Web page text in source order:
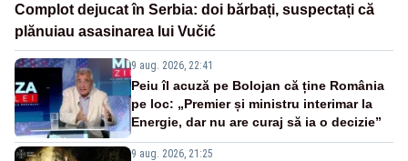
Complot dejucat în Serbia: doi bărbați, suspectați că
plănuiau asasinarea lui Vučić
9 aug. 2026, 22:41
Peiu îl acuză pe Bolojan că ține România
pe loc: „Premier și ministru interimar la
Energie, dar nu are curaj să ia o decizie”
9 aug. 2026, 21:25